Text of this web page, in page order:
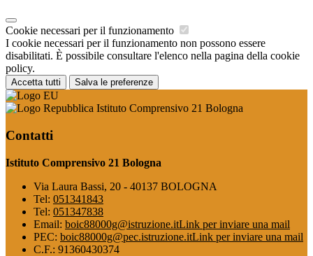
Cookie necessari per il funzionamento
I cookie necessari per il funzionamento non possono essere
disabilitati. È possibile consultare l'elenco nella pagina della cookie
policy.
Accetta tutti Salva le preferenze
Istituto Comprensivo 21 Bologna
Contatti
Istituto Comprensivo 21 Bologna
Via Laura Bassi, 20 - 40137 BOLOGNA
Tel: 051341843
Tel: 051347838
Email: boic88000g@istruzione.itLink per inviare una mail
PEC: boic88000g@pec.istruzione.itLink per inviare una mail
C.F.: 91360430374